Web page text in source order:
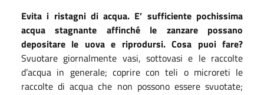
Evita i ristagni di acqua. E’ sufficiente pochissima
acqua stagnante affinché le zanzare possano
depositare le uova e riprodursi. Cosa puoi fare?
Svuotare giornalmente vasi, sottovasi e le raccolte
d’acqua in generale; coprire con teli o microreti le
raccolte di acqua che non possono essere svuotate;